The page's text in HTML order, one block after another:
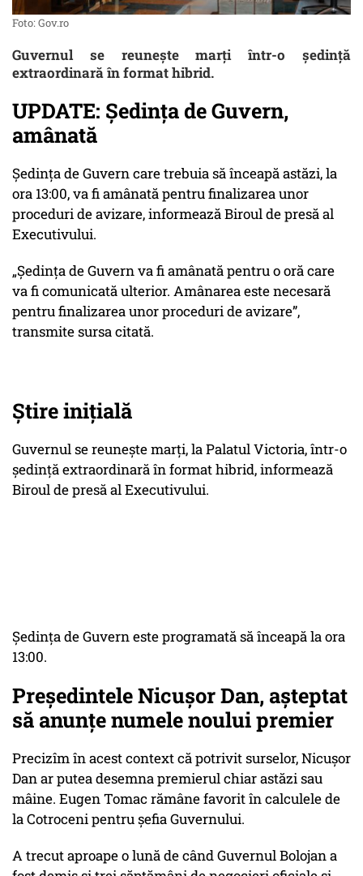
Foto: Gov.ro
Guvernul se reuneşte marţi într-o şedinţă
extraordinară în format hibrid.
UPDATE: Ședința de Guvern,
amânată
Şedinţa de Guvern care trebuia să înceapă astăzi, la
ora 13:00, va fi amânată pentru finalizarea unor
proceduri de avizare, informează Biroul de presă al
Executivului.
„Şedinţa de Guvern va fi amânată pentru o oră care
va fi comunicată ulterior. Amânarea este necesară
pentru finalizarea unor proceduri de avizare”,
transmite sursa citată.
Știre inițială
Guvernul se reuneşte marţi, la Palatul Victoria, într-o
şedinţă extraordinară în format hibrid, informează
Biroul de presă al Executivului.
Şedinţa de Guvern este programată să înceapă la ora
13:00.
Președintele Nicușor Dan, așteptat
să anunțe numele noului premier
Precizîm în acest context că potrivit surselor, Nicușor
Dan ar putea desemna premierul chiar astăzi sau
mâine. Eugen Tomac rămâne favorit în calculele de
la Cotroceni pentru șefia Guvernului.
A trecut aproape o lună de când Guvernul Bolojan a